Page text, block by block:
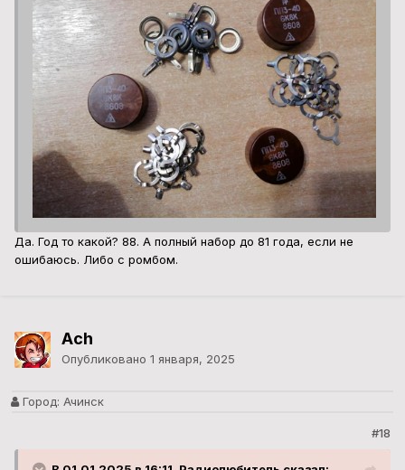
Да. Год то какой? 88. А полный набор до 81 года, если не
ошибаюсь. Либо с ромбом.
Ach
Опубликовано 1 января, 2025
Город: Ачинск
#18